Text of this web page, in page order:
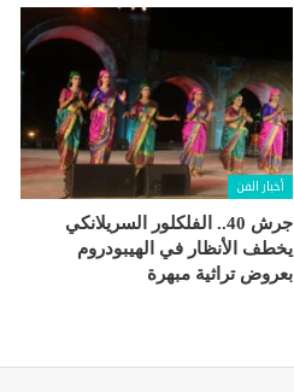
أخبار الفن
جرش 40.. الفلكلور السريلانكي
يخطف الأنظار في الهيبودروم
بعروض تراثية مبهرة